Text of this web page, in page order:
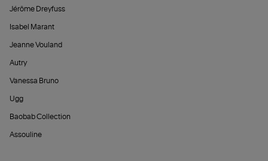
Jérôme Dreyfuss
Isabel Marant
Jeanne Vouland
Autry
Vanessa Bruno
Ugg
Baobab Collection
Assouline